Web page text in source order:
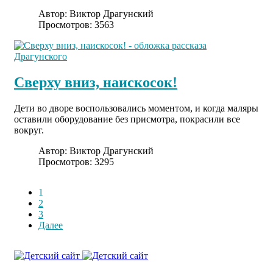
Автор: Виктор Драгунский
Просмотров: 3563
Сверху вниз, наискосок!
Дети во дворе воспользовались моментом, и когда маляры
оставили оборудование без присмотра, покрасили все
вокруг.
Автор: Виктор Драгунский
Просмотров: 3295
1
2
3
Далее